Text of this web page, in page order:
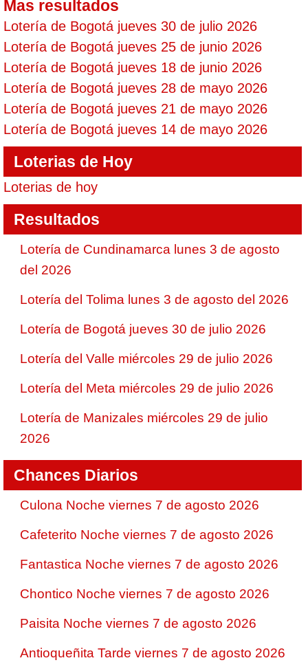
Mas resultados
Lotería de Bogotá jueves 30 de julio 2026
Lotería de Bogotá jueves 25 de junio 2026
Lotería de Bogotá jueves 18 de junio 2026
Lotería de Bogotá jueves 28 de mayo 2026
Lotería de Bogotá jueves 21 de mayo 2026
Lotería de Bogotá jueves 14 de mayo 2026
Loterias de Hoy
Loterias de hoy
Resultados
Lotería de Cundinamarca lunes 3 de agosto
del 2026
Lotería del Tolima lunes 3 de agosto del 2026
Lotería de Bogotá jueves 30 de julio 2026
Lotería del Valle miércoles 29 de julio 2026
Lotería del Meta miércoles 29 de julio 2026
Lotería de Manizales miércoles 29 de julio
2026
Chances Diarios
Culona Noche viernes 7 de agosto 2026
Cafeterito Noche viernes 7 de agosto 2026
Fantastica Noche viernes 7 de agosto 2026
Chontico Noche viernes 7 de agosto 2026
Paisita Noche viernes 7 de agosto 2026
Antioqueñita Tarde viernes 7 de agosto 2026